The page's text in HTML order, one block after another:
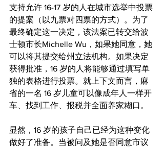
支持允许 16-17 岁的人在城市选举中投票
的提案（以九票对四票的方式）。为了
最终确定这一决定，该法案已转交给波
士顿市长Michelle Wu，如果她同意，她
可以将其提交给州立法机构。如果决定
获得批准，16 岁的人将能够通过填写单
独的表格进行投票。就上下文而言，麻
省的一名 16 岁儿童可以像成年人一样开
车、找到工作、报税并全面养家糊口。
显然，16 岁的孩子自己已经为这种变化
做好了准备。当被问及她是否同意市议